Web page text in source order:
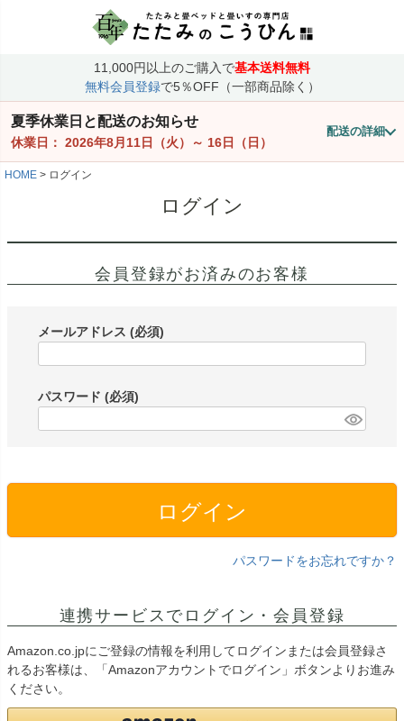
11,000円以上のご購入で基本送料無料
無料会員登録で5％OFF（一部商品除く）
夏季休業日と配送のお知らせ
休業日： 2026年8月11日（火） ～ 16日（日）
配送の詳細
HOME ログイン
ログイン
会員登録がお済みのお客様
メールアドレス (必須)
パスワード (必須)
ログイン
パスワードをお忘れですか？
連携サービスでログイン・会員登録
Amazon.co.jpにご登録の情報を利用してログインまたは会員登録さ
れるお客様は、「Amazonアカウントでログイン」ボタンよりお進み
ください。